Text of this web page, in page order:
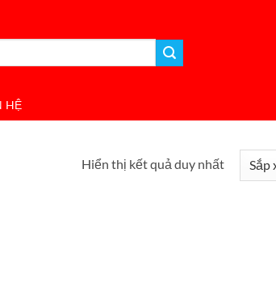
HỆ
Hiển thị kết quả duy nhất